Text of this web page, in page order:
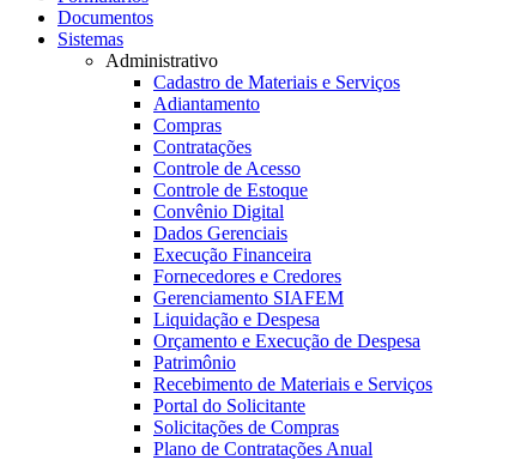
Documentos
Sistemas
Administrativo
Cadastro de Materiais e Serviços
Adiantamento
Compras
Contratações
Controle de Acesso
Controle de Estoque
Convênio Digital
Dados Gerenciais
Execução Financeira
Fornecedores e Credores
Gerenciamento SIAFEM
Liquidação e Despesa
Orçamento e Execução de Despesa
Patrimônio
Recebimento de Materiais e Serviços
Portal do Solicitante
Solicitações de Compras
Plano de Contratações Anual